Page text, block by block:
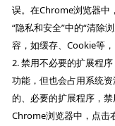
误。在Chrome浏览器中
“隐私和安全”中的“清除
容，如缓存、Cookie等，
2. 禁用不必要的扩展程
功能，但也会占用系统
的、必要的扩展程序，
Chrome浏览器中，点击